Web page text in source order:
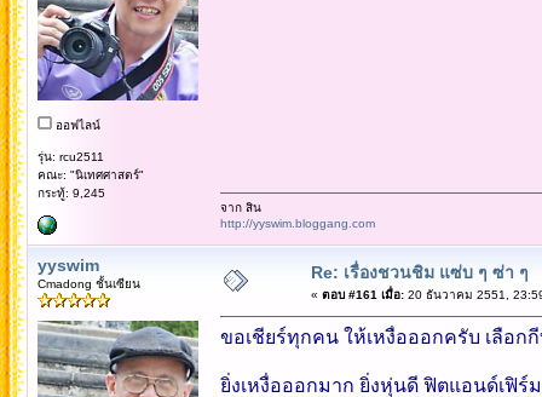
ออฟไลน์
รุ่น: rcu2511
คณะ: "นิเทศศาสตร์"
กระทู้: 9,245
จาก สิน
http://yyswim.bloggang.com
yyswim
Cmadong ชั้นเซียน
Re: เรื่องชวนชิม แซ่บ ๆ ซ่า ๆ
« ตอบ #161 เมื่อ:20 ธันวาคม 2551,
ขอเชียร์ทุกคน ให้เหงื่อออกครับ เลือก
ยิ่งเหงื่อออกมาก ยิ่งหุ่นดี ฟิตแอนด์เฟิร์ม